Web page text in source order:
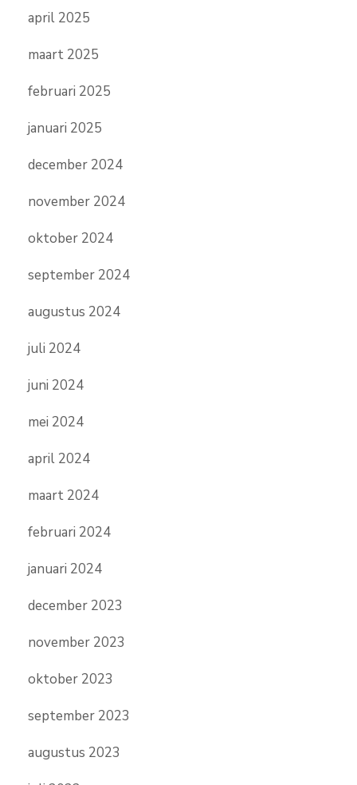
april 2025
maart 2025
februari 2025
januari 2025
december 2024
november 2024
oktober 2024
september 2024
augustus 2024
juli 2024
juni 2024
mei 2024
april 2024
maart 2024
februari 2024
januari 2024
december 2023
november 2023
oktober 2023
september 2023
augustus 2023